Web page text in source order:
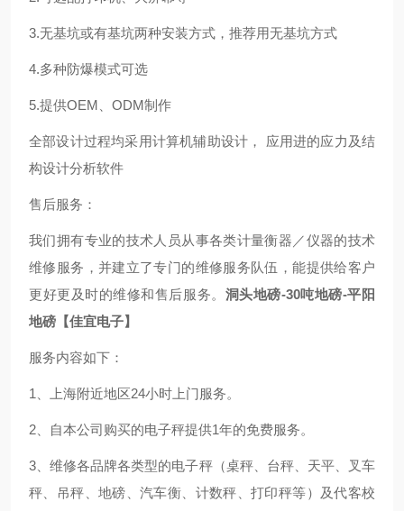
3.无基坑或有基坑两种安装方式，推荐用无基坑方式
4.多种防爆模式可选
5.提供OEM、ODM制作
全部设计过程均采用计算机辅助设计， 应用进的应力及结
构设计分析软件
售后服务：
我们拥有专业的技术人员从事各类计量衡器／仪器的技术
维修服务，并建立了专门的维修服务队伍，能提供给客户
更好更及时的维修和售后服务。 洞头地磅-30吨地磅-平阳
地磅【佳宜电子】
服务内容如下：
1、上海附近地区24小时上门服务。
2、自本公司购买的电子秤提供1年的免费服务。
3、维修各品牌各类型的电子秤（桌秤、台秤、天平、叉车
秤、吊秤、地磅、汽车衡、计数秤、打印秤等）及代客校